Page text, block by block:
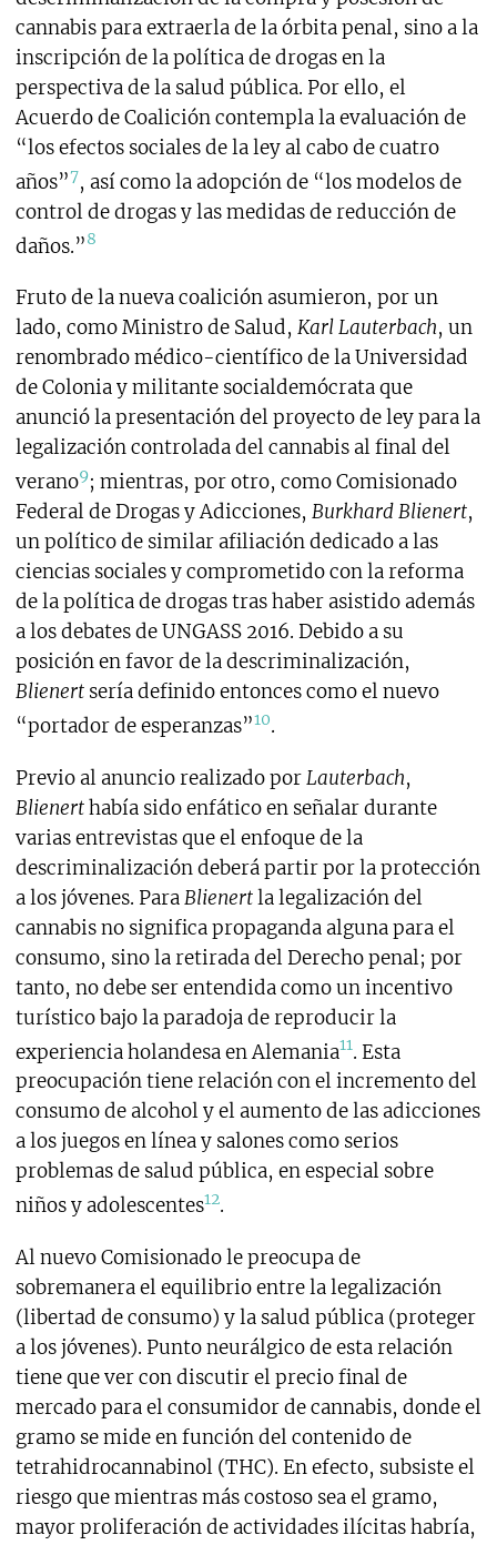
cannabis para extraerla de la órbita penal, sino a la
inscripción de la política de drogas en la
perspectiva de la salud pública. Por ello, el
Acuerdo de Coalición contempla la evaluación de
“los efectos sociales de la ley al cabo de cuatro
años”7, así como la adopción de “los modelos de
control de drogas y las medidas de reducción de
daños.”8
Fruto de la nueva coalición asumieron, por un
lado, como Ministro de Salud, Karl Lauterbach, un
renombrado médico-científico de la Universidad
de Colonia y militante socialdemócrata que
anunció la presentación del proyecto de ley para la
legalización controlada del cannabis al final del
verano9; mientras, por otro, como Comisionado
Federal de Drogas y Adicciones, Burkhard Blienert,
un político de similar afiliación dedicado a las
ciencias sociales y comprometido con la reforma
de la política de drogas tras haber asistido además
a los debates de UNGASS 2016. Debido a su
posición en favor de la descriminalización,
Blienert sería definido entonces como el nuevo
“portador de esperanzas”10.
Previo al anuncio realizado porLauterbach,
Blienerthabía sido enfático en señalar durante
varias entrevistas que el enfoque de la
descriminalización deberá partir por la protección
a los jóvenes. ParaBlienertla legalización del
cannabis no significa propaganda alguna para el
consumo, sino la retirada del Derecho penal; por
tanto, no debe ser entendida como un incentivo
turístico bajo la paradoja de reproducir la
experiencia holandesa en Alemania11. Esta
preocupación tiene relación con el incremento del
consumo de alcohol y el aumento de las adicciones
a los juegos en línea y salones como serios
problemas de salud pública, en especial sobre
niños y adolescentes12.
Al nuevo Comisionado le preocupa de
sobremanera el equilibrio entre la legalización
(libertad de consumo) y la salud pública (proteger
a los jóvenes). Punto neurálgico de esta relación
tiene que ver con discutir el precio final de
mercado para el consumidor de cannabis, donde el
gramo se mide en función del contenido de
tetrahidrocannabinol (THC). En efecto, subsiste el
riesgo que mientras más costoso sea el gramo,
mayor proliferación de actividades ilícitas habría,